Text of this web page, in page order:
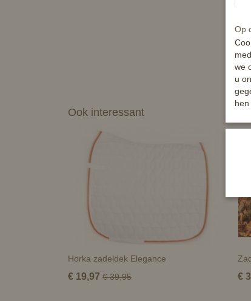
Ook interessant
Horka zadeldek Elegance
€ 19,97 € 39,95 €
Op
we
u
hen